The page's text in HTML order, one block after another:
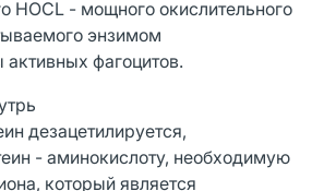
HOCL - мощного окислительного
энзимом
фагоцитов.
дезацетилируется,
- аминокислоту, необходимую
который является